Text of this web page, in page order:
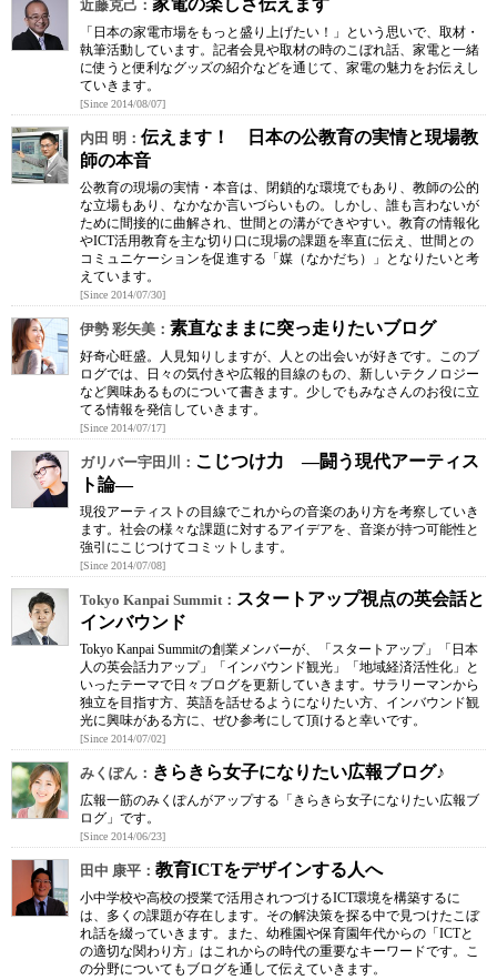
近藤克己： 家電の楽しさ伝えます
「日本の家電市場をもっと盛り上げたい！」という思いで、取材・
執筆活動しています。記者会見や取材の時のこぼれ話、家電と一緒
に使うと便利なグッズの紹介などを通じて、家電の魅力をお伝えし
ていきます。
[Since 2014/08/07]
内田 明： 伝えます！ 日本の公教育の実情と現場教
師の本音
公教育の現場の実情・本音は、閉鎖的な環境でもあり、教師の公的
な立場もあり、なかなか言いづらいもの。しかし、誰も言わないが
ために間接的に曲解され、世間との溝ができやすい。教育の情報化
やICT活用教育を主な切り口に現場の課題を率直に伝え、世間との
コミュニケーションを促進する「媒（なかだち）」となりたいと考
えています。
[Since 2014/07/30]
伊勢 彩矢美： 素直なままに突っ走りたいブログ
好奇心旺盛。人見知りしますが、人との出会いが好きです。このブ
ログでは、日々の気付きや広報的目線のもの、新しいテクノロジー
など興味あるものについて書きます。少しでもみなさんのお役に立
てる情報を発信していきます。
[Since 2014/07/17]
ガリバー宇田川： こじつけ力 ―闘う現代アーティス
ト論―
現役アーティストの目線でこれからの音楽のあり方を考察していき
ます。社会の様々な課題に対するアイデアを、音楽が持つ可能性と
強引にこじつけてコミットします。
[Since 2014/07/08]
Tokyo Kanpai Summit： スタートアップ視点の英会話と
インバウンド
Tokyo Kanpai Summitの創業メンバーが、「スタートアップ」「日本
人の英会話力アップ」「インバウンド観光」「地域経済活性化」と
いったテーマで日々ブログを更新していきます。サラリーマンから
独立を目指す方、英語を話せるようになりたい方、インバウンド観
光に興味がある方に、ぜひ参考にして頂けると幸いです。
[Since 2014/07/02]
みくぽん： きらきら女子になりたい広報ブログ♪
広報一筋のみくぽんがアップする「きらきら女子になりたい広報ブ
ログ」です。
[Since 2014/06/23]
田中 康平： 教育ICTをデザインする人へ
小中学校や高校の授業で活用されつづけるICT環境を構築するに
は、多くの課題が存在します。その解決策を探る中で見つけたこぼ
れ話を綴っていきます。また、幼稚園や保育園年代からの「ICTと
の適切な関わり方」はこれからの時代の重要なキーワードです。こ
の分野についてもブログを通して伝えていきます。